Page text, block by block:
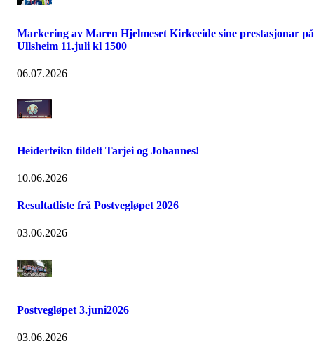
Markering av Maren Hjelmeset Kirkeeide sine prestasjonar på
Ullsheim 11.juli kl 1500
06.07.2026
Heiderteikn tildelt Tarjei og Johannes!
10.06.2026
Resultatliste frå Postvegløpet 2026
03.06.2026
Postvegløpet 3.juni2026
03.06.2026